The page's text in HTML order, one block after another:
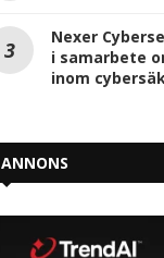
Nexer
i samarbete
inom
ANNONS